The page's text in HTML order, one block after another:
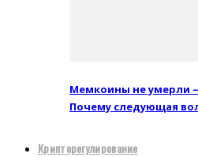
Мемкоины не умерли
Почему следующая
Крипторегулирование